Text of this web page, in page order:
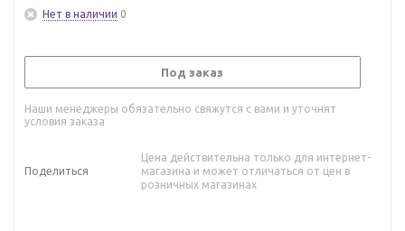
Нет в наличии 0
Под заказ
Наши менеджеры обязательно свяжутся с вами и уточнят
условия заказа
Поделиться
Цена действительна только для интернет-
магазина и может отличаться от цен в
розничных магазинах